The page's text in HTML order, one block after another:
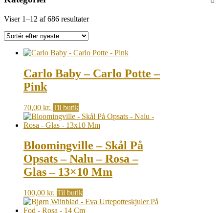
Viser 1–12 af 686 resultaterSorted
Carlo Baby – Carlo Potte –
Pink
70,00 kr. Til butik
Bloomingville – Skål På
Opsats – Nalu – Rosa –
Glas – 13×10 Mm
100,00 kr. Til butik